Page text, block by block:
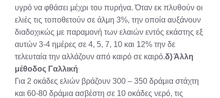
υγρό να φθάσει μέχρι του πυρήνα. Όταν εκ πλυθούν οι
ελιές τις τοποθετούν σε άλμη 3%, την οποία αυξάνουν
διαδοχικώς με παραμονή των ελαιών εντός εκάστης εξ
αυτών 3-4 ημέρες σε 4, 5, 7, 10 και 12% την δε
τελευταία την αλλάζουν από καιρό σε καιρό.δ) Άλλη
μέθοδος Γαλλική
Για 2 οκάδες ελιών βράζουν 300 – 350 δράμια στάχτη
και 60-80 δράμια ασβέστη σε 10 οκάδες νερό, τις